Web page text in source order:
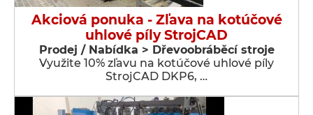
Akciová ponuka - Zľava na kotúčové
uhlové píly StrojCAD
Prodej / Nabídka > Dřevoobráběcí stroje
Využite 10% zľavu na kotúčové uhlové píly
StrojCAD DKP6, …